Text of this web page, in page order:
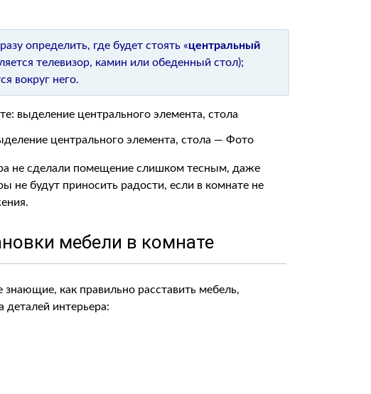
определить, где будет стоять «центральный
телевизор, камин или обеденный стол);
вокруг него.
центрального элемента, стола — Фото
не сделали помещение слишком тесным, даже
не будут приносить радости, если в комнате не
мебели в комнате
как правильно расставить мебель,
интерьера: